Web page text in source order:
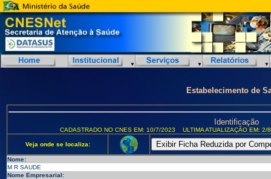
Estabelecimento de
Identificação
CADASTRADO NO CNES EM: 10/7/2023 ULTIMA ATUALIZAÇÃO EM:
Veja onde se localiza:
Nome:
M R SAUDE
Nome Empresarial: